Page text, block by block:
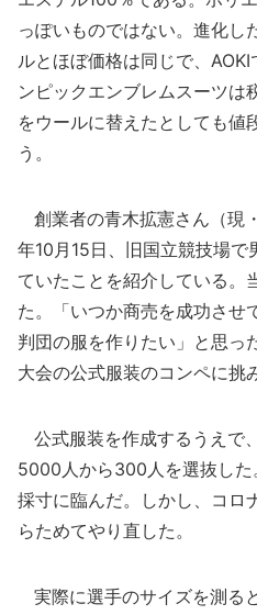
っぽいものではない。進化し
ルとほぼ価格は同じで、
ンピックエンブレムスーツ
をウールに替えたとしても値
う。
創業者の青木拡憲さん（現
年10月15日、旧国立競技場
ていたことを紹介している。
た。「いつか商売を成功させ
判団の服を作りたい」と思っ
大会の公式服装のコンペに挑
公式服装を作成するうえで
5000人から300人を選抜し
採寸に臨んだ。しかし、コロ
らためてやり直した。
実際に選手のサイズを測る